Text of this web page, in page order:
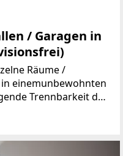
/ Garagen in
Räume /
einemunbewohnten
Trennbarkeit der
vonca. 10 m²